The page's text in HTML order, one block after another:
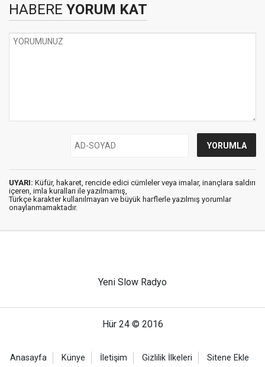
HABERE YORUM KAT
UYARI: Küfür, hakaret, rencide edici cümleler veya imalar, inançlara saldırı
içeren, imla kuralları ile yazılmamış,
Türkçe karakter kullanılmayan ve büyük harflerle yazılmış yorumlar
onaylanmamaktadır.
Yeni Slow Radyo
Hür 24 © 2016
Anasayfa Künye İletişim Gizlilik İlkeleri Sitene Ekle